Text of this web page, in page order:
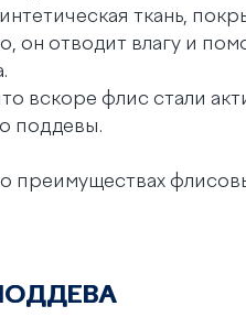
ткань,
он отводит влагу и
вскоре флис стали
поддевы.
преимуществах